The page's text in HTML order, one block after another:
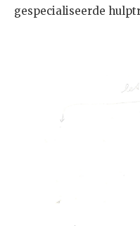
gespecialiseerde